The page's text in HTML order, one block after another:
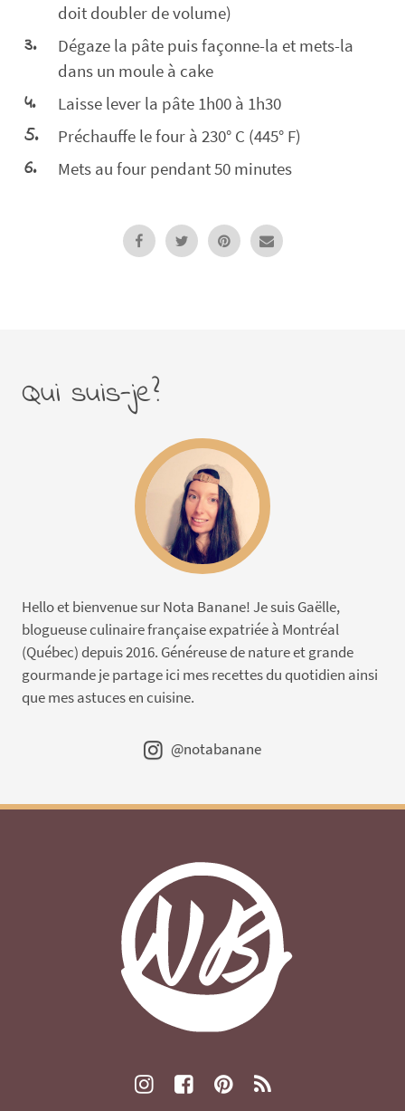
doit doubler de volume)
Dégaze la pâte puis façonne-la et mets-la
dans un moule à cake
Laisse lever la pâte 1h00 à 1h30
Préchauffe le four à 230° C (445° F)
Mets au four pendant 50 minutes
Qui suis-je?
Hello et bienvenue sur Nota Banane! Je suis Gaëlle,
blogueuse culinaire française expatriée à Montréal
(Québec) depuis 2016. Généreuse de nature et grande
gourmande je partage ici mes recettes du quotidien ainsi
que mes astuces en cuisine.
@notabanane